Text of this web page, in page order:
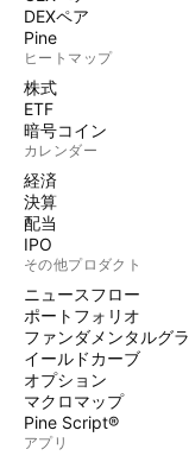
DEXペア
Pine
ヒートマップ
株式
ETF
暗号コイン
カレンダー
経済
決算
配当
IPO
その他プロダクト
ニュースフロー
ポートフォリオ
ファンダメンタルグ
イールドカーブ
オプション
マクロマップ
Pine Script®
アプリ